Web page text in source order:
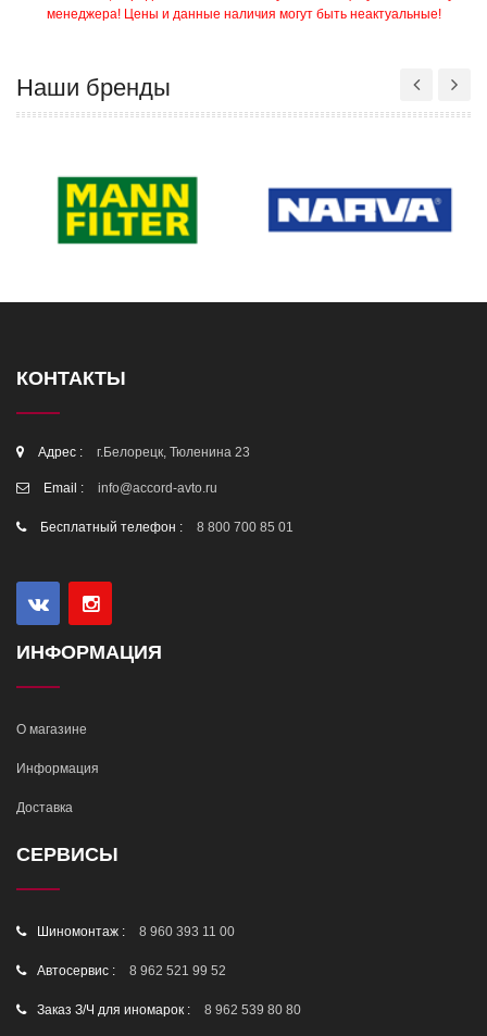
менеджера! Цены и данные наличия могут быть неактуальные!
Наши бренды
КОНТАКТЫ
Адрес : г.Белорецк, Тюленина 23
Email : info@accord-avto.ru
Бесплатный телефон : 8 800 700 85 01
ИНФОРМАЦИЯ
О магазине
Информация
Доставка
СЕРВИСЫ
Шиномонтаж : 8 960 393 11 00
Автосервис : 8 962 521 99 52
Заказ З/Ч для иномарок : 8 962 539 80 80